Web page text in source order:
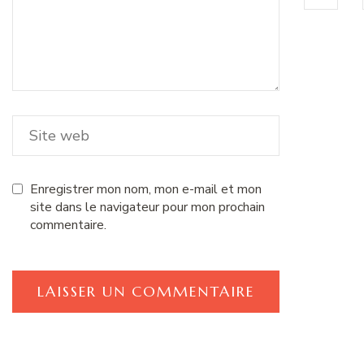
Enregistrer mon nom, mon e-mail et mon
site dans le navigateur pour mon prochain
commentaire.